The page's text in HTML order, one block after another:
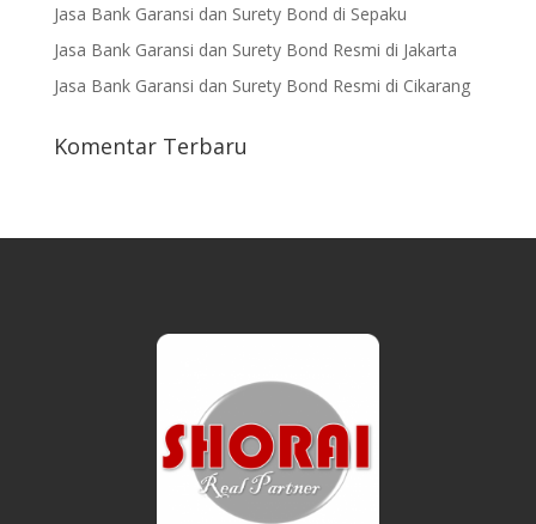
Jasa Bank Garansi dan Surety Bond di Sepaku
Jasa Bank Garansi dan Surety Bond Resmi di Jakarta
Jasa Bank Garansi dan Surety Bond Resmi di Cikarang
Komentar Terbaru